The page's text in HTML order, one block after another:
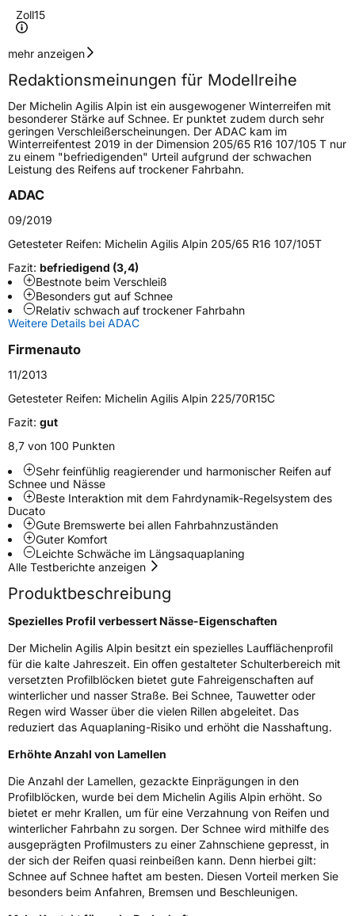
Zoll15
Geschwindigkeitsindex
Höchstgeschwindigkeit
170 km/h
Lastindex112/110
Höchstlast1120/1060 kg
Gewicht (in kg)13,9 kg
FahrzeugtypTransporter
VerwendungWinterreifen
ModellnameAgilis Alpin
FahrzeugartTransporter
Weitere Eigenschaften
SchlauchtypTL
ZustandNeureifen
M+SJa
C-ReifenJa
EU Label
NasshaftungB
Rollgeräusch (Klasse)
Rollgeräusch (dB)73
Fahrzeugklasse C2
3PMSF / Schneeflockensymbol / Alpine-Symbol
EisgripNein
EPREL ID409194
Allgemeine Produktsicherheit (GPSR)
HerstellerkontaktMANUFACTURE FRANCAISE DES
PNEUMATIQUES MICHELIN, place des
mehr anzeigen
Redaktionsmeinungen für Modellreihe
Der Michelin Agilis Alpin ist ein ausgewogener Winterreifen mit
besonderer Stärke auf Schnee. Er punktet zudem durch sehr
geringen Verschleißerscheinungen. Der ADAC kam im
Winterreifentest 2019 in der Dimension 205/65 R16 107/105 T nur
zu einem "befriedigenden" Urteil aufgrund der schwachen
Leistung des Reifens auf trockener Fahrbahn.
ADAC
09/2019
Getesteter Reifen: Michelin Agilis Alpin 205/65 R16 107/105T
Fazit: befriedigend (3,4)
Bestnote beim Verschleiß
Besonders gut auf Schnee
Relativ schwach auf trockener Fahrbahn
Weitere Details bei ADAC
Firmenauto
11/2013
Getesteter Reifen: Michelin Agilis Alpin 225/70R15C
Fazit: gut
8,7 von 100 Punkten
Sehr feinfühlig reagierender und harmonischer Reifen auf
Schnee und Nässe
Beste Interaktion mit dem Fahrdynamik-Regelsystem des
Ducato
Gute Bremswerte bei allen Fahrbahnzuständen
Guter Komfort
Leichte Schwäche im Längsaquaplaning
Alle Testberichte anzeigen
Produktbeschreibung
Spezielles Profil verbessert Nässe-Eigenschaften
Der Michelin Agilis Alpin besitzt ein spezielles Laufflächenprofil
für die kalte Jahreszeit. Ein offen gestalteter Schulterbereich mit
versetzten Profilblöcken bietet gute Fahreigenschaften auf
winterlicher und nasser Straße. Bei Schnee, Tauwetter oder
Regen wird Wasser über die vielen Rillen abgeleitet. Das
reduziert das Aquaplaning-Risiko und erhöht die Nasshaftung.
Erhöhte Anzahl von Lamellen
Die Anzahl der Lamellen, gezackte Einprägungen in den
Profilblöcken, wurde bei dem Michelin Agilis Alpin erhöht. So
bietet er mehr Krallen, um für eine Verzahnung von Reifen und
winterlicher Fahrbahn zu sorgen. Der Schnee wird mithilfe des
ausgeprägten Profilmusters zu einer Zahnschiene gepresst, in
der sich der Reifen quasi reinbeißen kann. Denn hierbei gilt:
Schnee auf Schnee haftet am besten. Diesen Vorteil merken Sie
besonders beim Anfahren, Bremsen und Beschleunigen.